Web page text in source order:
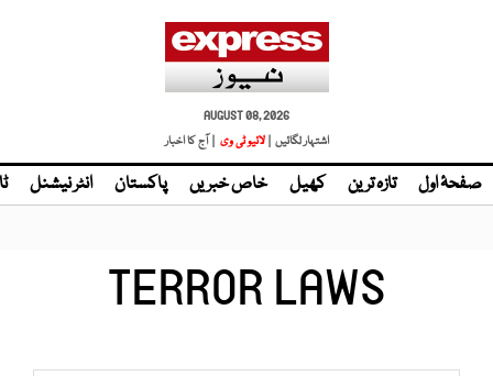
AUGUST 08, 2026
اشتہار لگائیں | لائیو ٹی وی | آج کا اخبار
صفحۂ اول تازہ ترین کھیل خاص خبریں پاکستان انٹر نیشنل
TERROR LAWS